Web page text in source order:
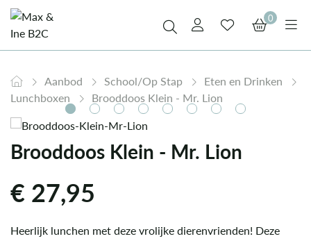
0
Aanbod School/Op Stap
Eten en Drinken
Lunchboxen
Brooddoos Klein - Mr. Lion
Brooddoos Klein - Mr. Lion
€27,95
Heerlijk lunchen met deze vrolijke dierenvrienden! Deze